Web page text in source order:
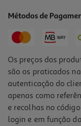
Métodos de
Os preços dos
são os praticados
autenticação do
apenas como
e recolhas no
login e em função